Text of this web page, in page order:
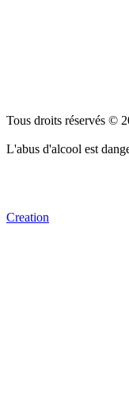
Tous droits réservés ©
L'abus d'alcool est
Creation